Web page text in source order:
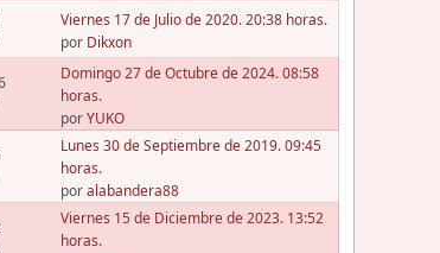
Viernes 17 de Julio de 2020. 20:38 horas.
por Dikxon
Domingo 27 de Octubre de 2024. 08:58
horas.
porYUKO
Lunes 30 de Septiembre de 2019. 09:45
horas.
poralabandera88
Viernes 15 de Diciembre de 2023. 13:52
horas.